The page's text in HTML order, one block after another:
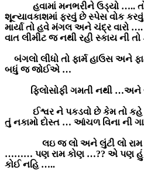
હવામાં મનભરીને ઉડ્યો ….. તો
શૂન્યાવકાશમાં ફરવું છે સ્પેસ વોક
માર્યા તો હવે મંગલ અને ચંદ્ર વારો
વાત લીમીટ જ નથી રહી સ્કાય ની
બંગલો લીધો તો ફાર્મ હાઉસ અને
બધું જ જોઈએ …
ફિલોસોફી ગમતી નથી …અને લવ
ઈશ્વર ને પકડવો છે કેમ તો કહે
તું નકામો દોસ્ત … આંચળ વિના ની
લઇ જ લો અને લુંટી લો રામ કી
……… પણ રામ કોણ …?? એ પણ
કોઈ નહિ …..